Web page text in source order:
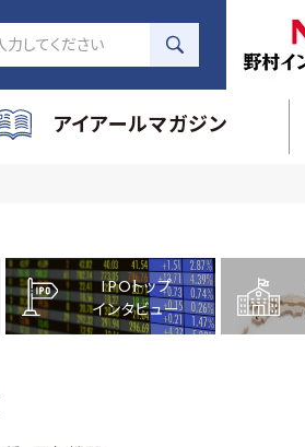
アイアールマガジン
IPOトップ
インタビュー